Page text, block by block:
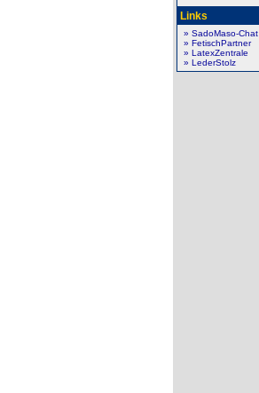
Links
» SadoMaso-Chat
» FetischPartner
» LatexZentrale
» LederStolz